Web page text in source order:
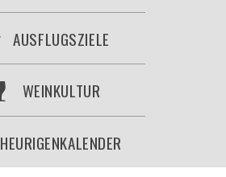
AUSFLUGSZIELE
WEINKULTUR
HEURIGENKALENDER